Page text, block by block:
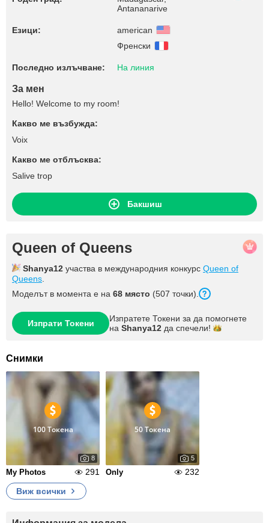
Antananarive
Езици:
american
Френски
Последно излъчване: На линия
За мен
Hello! Welcome to my room!
Какво ме възбужда:
Voix
Какво ме отблъсква:
Salive trop
Бакшиш
Queen of Queens
Shanya12 участва в международния конкурс Queen of
Queens
Моделът в момента е на 68 място (507 точки).
Изпрати Токени
Изпратете Токени за да помогнете
на Shanya12 да спечели!
Снимки
100 Токена
8
My Photos 291
50 Токена
5
Only
232
Виж всички